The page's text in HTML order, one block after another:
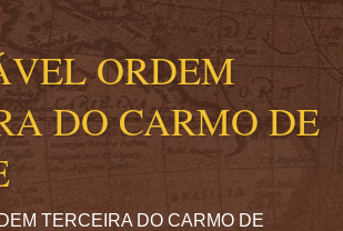
ORDEM
DO CARMO DE
TERCEIRA DO CARMO DE